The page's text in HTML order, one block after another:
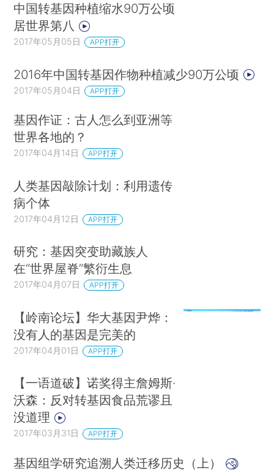
中国转基因种植缩水90万公顷
居世界第八
2017年05月05日 APP打开
2016年中国转基因作物种植减少90万公顷
2017年05月04日 APP打开
基因作证：古人怎么到亚洲等
世界各地的？
2017年04月14日 APP打开
人类基因敲除计划：利用遗传
病个体
2017年04月12日 APP打开
研究：基因突变助藏族人
在“世界屋脊”繁衍生息
2017年04月07日 APP打开
【岭南论坛】华大基因尹烨：
没有人的基因是完美的
2017年04月01日 APP打开
【一语道破】诺奖得主詹姆斯·
沃森：反对转基因食品荒谬且
没道理
2017年03月31日 APP打开
基因组学研究追溯人类迁移历史（上）